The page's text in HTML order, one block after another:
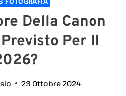
Della Canon
Previsto Per Il
23 Ottobre 2024